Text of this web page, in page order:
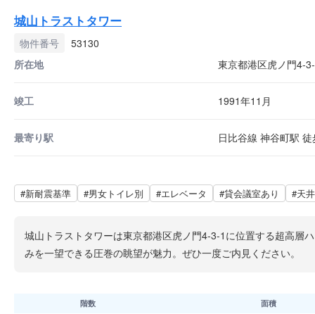
城山トラストタワー
物件番号
53130
所在地
東京都港区虎ノ門4-
竣工 1991年11月
最寄り駅 日比谷線 神谷町駅
#新耐震基準 #男女トイレ別 #エレベータ #貸会議室あり #天
城山トラストタワーは東京都港区虎ノ門4-3-1に位置する超高層
みを一望できる圧巻の眺望が魅力。ぜひ一度ご内見ください。
階数 面積